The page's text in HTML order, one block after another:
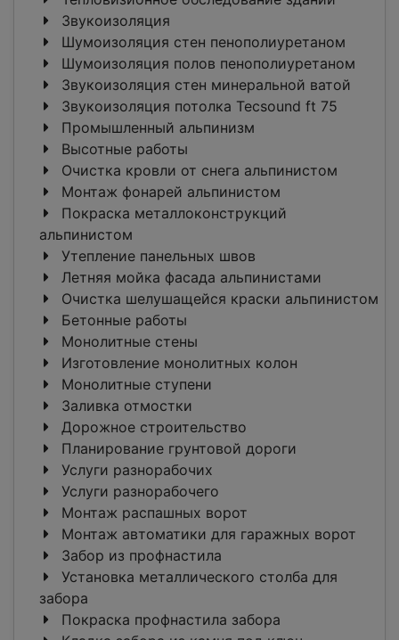
Звукоизоляция
Шумоизоляция стен пенополиуретаном
Шумоизоляция полов пенополиуретаном
Звукоизоляция стен минеральной ватой
Звукоизоляция потолка Tecsound ft 75
Промышленный альпинизм
Высотные работы
Очистка кровли от снега альпинистом
Монтаж фонарей альпинистом
Покраска металлоконструкций
альпинистом
Утепление панельных швов
Летняя мойка фасада альпинистами
Очистка шелушащейся краски альпинистом
Бетонные работы
Монолитные стены
Изготовление монолитных колон
Монолитные ступени
Заливка отмостки
Дорожное строительство
Планирование грунтовой дороги
Услуги разнорабочих
Услуги разнорабочего
Монтаж распашных ворот
Монтаж автоматики для гаражных ворот
Забор из профнастила
Установка металлического столба для
забора
Покраска профнастила забора